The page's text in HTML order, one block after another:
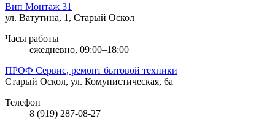
Вип Монтаж 31
ул. Ватутина, 1, Старый Оскол
Часы работы
ежедневно, 09:00–18:00
ПРОФ Сервис, ремонт бытовой техники
Старый Оскол, ул. Комунистическая, 6а
Телефон
8 (919) 287-08-27